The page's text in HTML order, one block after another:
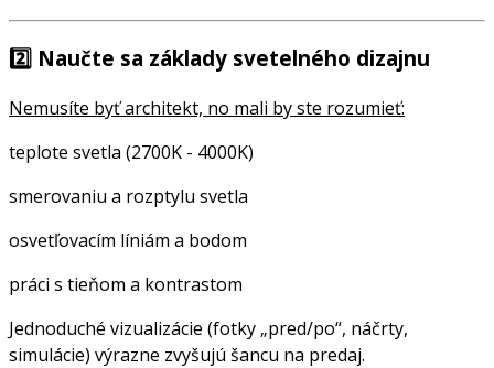
2️⃣ Naučte sa základy svetelného dizajnu
Nemusíte byť architekt, no mali by ste rozumieť:
teplote svetla (2700K - 4000K)
smerovaniu a rozptylu svetla
osvetľovacím líniám a bodom
práci s tieňom a kontrastom
Jednoduché vizualizácie (fotky „pred/po“, náčrty,
simulácie) výrazne zvyšujú šancu na predaj.